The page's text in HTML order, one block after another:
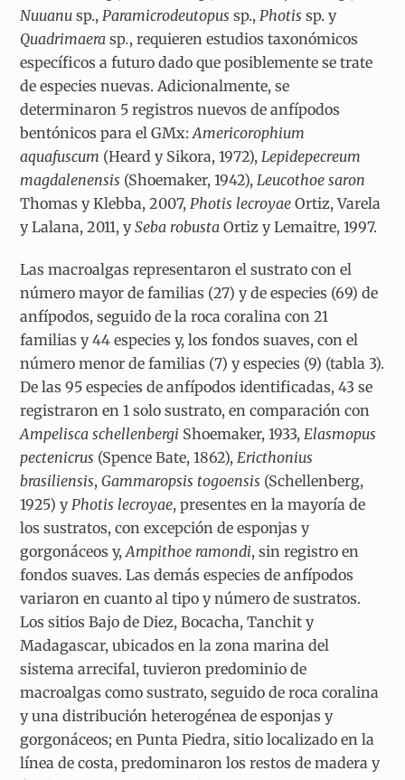
Nuuanusp.,Paramicrodeutopussp.,Photissp. y
Quadrimaerasp., requieren estudios taxonómicos
específicos a futuro dado que posiblemente se trate
de especies nuevas. Adicionalmente, se
determinaron 5 registros nuevos de anfípodos
bentónicos para el GMx:Americorophium
aquafuscum (Heard y Sikora, 1972),Lepidepecreum
magdalenensis (Shoemaker, 1942),Leucothoe saron
Thomas y Klebba, 2007,Photis lecroyaeOrtiz, Varela
y Lalana, 2011, ySeba robustaOrtiz y Lemaitre, 1997.
Las macroalgas representaron el sustrato con el
número mayor de familias (27) y de especies (69) de
anfípodos, seguido de la roca coralina con 21
familias y 44 especies y, los fondos suaves, con el
número menor de familias (7) y especies (9) (tabla 3).
De las 95 especies de anfípodos identificadas, 43 se
registraron en 1 solo sustrato, en comparación con
Ampelisca schellenbergi Shoemaker, 1933,Elasmopus
pectenicrus (Spence Bate, 1862),Ericthonius
brasiliensis,Gammaropsis togoensis (Schellenberg,
1925) yPhotis lecroyae, presentes en la mayoría de
los sustratos, con excepción de esponjas y
gorgonáceos y,Ampithoe ramondi, sin registro en
fondos suaves. Las demás especies de anfípodos
variaron en cuanto al tipo y número de sustratos.
Los sitios Bajo de Diez, Bocacha, Tanchit y
Madagascar, ubicados en la zona marina del
sistema arrecifal, tuvieron predominio de
macroalgas como sustrato, seguido de roca coralina
y una distribución heterogénea de esponjas y
gorgonáceos; en Punta Piedra, sitio localizado en la
línea de costa, predominaron los restos de madera y